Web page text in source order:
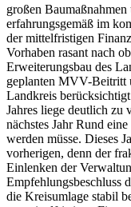
großen
erfahrungsgemäß im
der mittelfristigen
Vorhaben rasant nach
Erweiterungsbau des
geplanten MVV-Beitritt
Landkreis
Jahres liege deutlich zu
nächstes Jahr Rund
werden müsse. Dieses
vorherigen, denn der
Einlenken der
Empfehlungsbeschluss
die Kreisumlage stabil